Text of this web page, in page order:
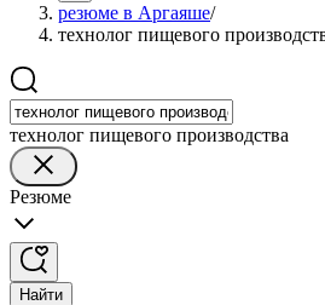
резюме в Аргаяше/
технолог пищевого
технолог пищевого производства
Резюме
Найти